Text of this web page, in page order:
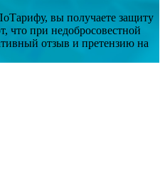
вы получаете защиту
при недобросовестной
отзыв и претензию на